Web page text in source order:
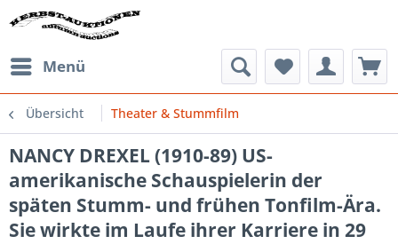
Menü
Übersicht Theater & Stummfilm
NANCY DREXEL (1910-89) US-
amerikanische Schauspielerin der
späten Stumm- und frühen Tonfilm-Ära.
Sie wirkte im Laufe ihrer Karriere in 29